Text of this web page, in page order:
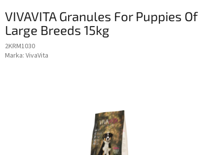
VIVAVITA Granules For Puppies Of
Large Breeds 15kg
2KRM1030
Marka: VivaVita